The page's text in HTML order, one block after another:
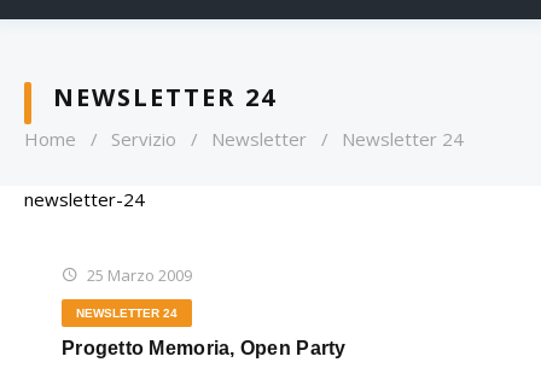
NEWSLETTER 24
Home / Servizio / Newsletter / Newsletter 24
newsletter-24
25 Marzo 2009
NEWSLETTER 24
Progetto Memoria, Open Party